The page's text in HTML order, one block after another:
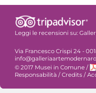
Leggi le recensioni su:
Via Francesco Crispi 24 -
© 2017 Musei in Comune /
Responsabilità / Credits /